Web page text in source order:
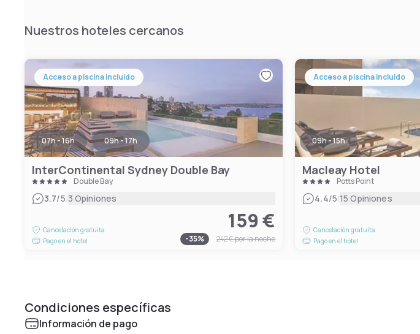
Nuestros hoteles cercanos
Acceso a piscina incluido
07h - 16h 09h - 17h
InterContinental Sydney Double Bay
Double Bay
3.7/5|3 Opiniones
Cancelación gratuita
Pago en el hotel
159 €
-35% 242 €por la noche
Acceso a piscina incluido
09h - 15h
Macleay Hotel
Potts Point
4.4/5|15 Opiniones
Cancelación gratuita
Pago en el hotel
Condiciones específicas
Información de pago